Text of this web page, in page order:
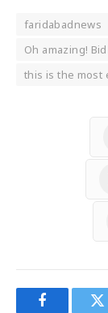
faridabadnews
Oh amazing!
this is the most